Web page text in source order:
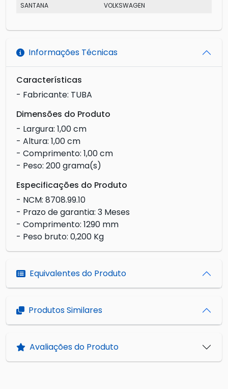
SANTANA
VOLKSWAGEN
Informações Técnicas
Características
- Fabricante: TUBA
Dimensões do Produto
- Largura: 1,00 cm
- Altura: 1,00 cm
- Comprimento: 1,00 cm
- Peso: 200 grama(s)
Especificações do Produto
- NCM: 8708.99.10
- Prazo de garantia: 3 Meses
- Comprimento: 1290 mm
- Peso bruto: 0,200 Kg
Equivalentes do Produto
Produtos Similares
Avaliações do Produto